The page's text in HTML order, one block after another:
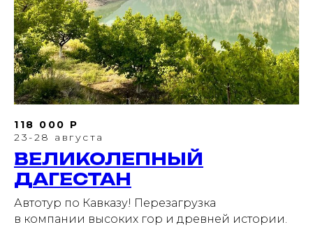
118 000 Р
23-28 августа
ВЕЛИКОЛЕПНЫЙ
ДАГЕСТАН
Автотур по Кавказу! Перезагрузка
в компании высоких гор и древней истории.